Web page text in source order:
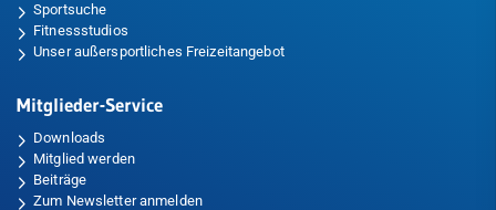
Sportsuche
Fitnessstudios
Unser außersportliches Freizeitangebot
Mitglieder-Service
Downloads
Mitglied werden
Beiträge
Zum Newsletter anmelden